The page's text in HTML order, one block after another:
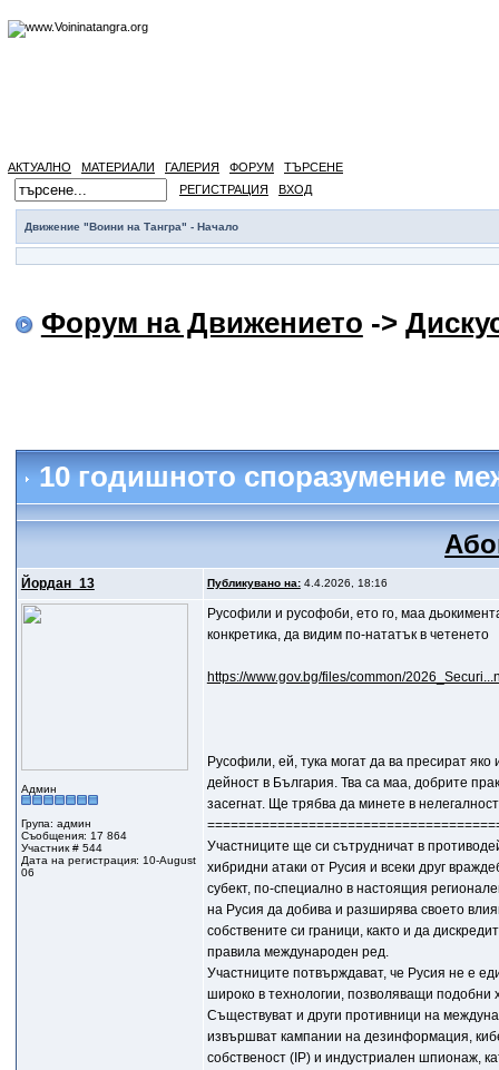
АКТУАЛНО МАТЕРИАЛИ ГАЛЕРИЯ ФОРУМ
ТЪРСЕНЕ
РЕГИСТРАЦИЯ
ВХОД
Движение "Воини на Тангра" - Начало
Форум на Движението ->
10 годишното споразумение
Йордан_13 Публикувано на:4.4.2026, 18:16
Админ
Група: админ
Съобщения: 17 864
Участник # 544
Дата на регистрация: 10-August
06
Русофили и русофоби, ето го, маа
конкретика, да видим по-нататък в четенето
https://www.gov.bg/files/common/
Русофили, ей, тука могат да ва пресират
дейност в България. Тва са маа, добрите
засегнат. Ще трябва да минете в
Участниците ще си сътрудничат в
хибридни атаки от Русия и всеки друг
субект, по-специално в настоящия
на Русия да добива и разширява своето
собствените си граници, както и да
правила международен ред.
Участниците потвърждават, че Русия не е
широко в технологии, позволяващи подобни
Съществуват и други противници на
извършват кампании на дезинформация,
собственост (IP) и индустриален шпионаж,